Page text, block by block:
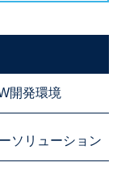
開発環境
ソリューション